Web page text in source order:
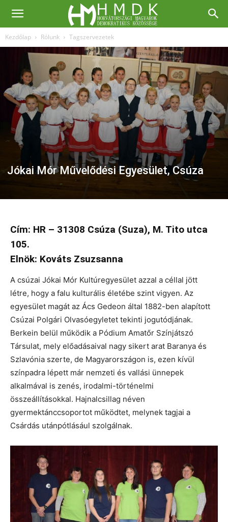
Kezdőlap Rólunk Tagszervezetek
Jókai Mór Művelődési Egyesület, Csúza
Cím: HR – 31308 Csúza (Suza), M. Tito utca
105.
Elnök: Kováts Zsuzsanna
A csúzai Jókai Mór Kultúregyesület azzal a céllal jött
létre, hogy a falu kulturális életébe szint vigyen. Az
egyesület magát az Ács Gedeon által 1882-ben alapított
Csúzai Polgári Olvasóegyletet tekinti jogutódjának.
Berkein belül működik a Pódium Amatőr Színjátszó
Társulat, mely előadásaival nagy sikert arat Baranya és
Szlavónia szerte, de Magyarországon is, ezen kívül
színpadra lépett már nemzeti és vallási ünnepek
alkalmával is zenés, irodalmi-történelmi
összeállításokkal. Hajnalcsillag néven
gyermektánccsoportot működtet, melynek tagjai a
Csárdás utánpótlásául szolgálnak.